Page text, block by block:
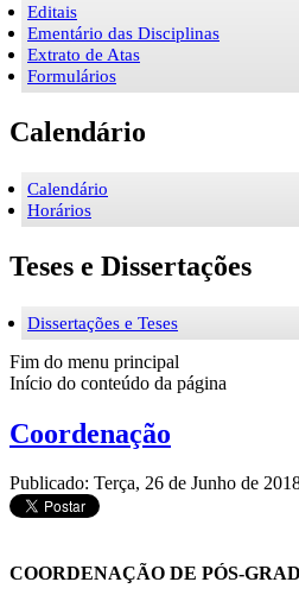
Editais
Ementário das Disciplinas
Extrato de Atas
Formulários
Calendário
Calendário
Horários
Teses e Dissertações
Dissertações e Teses
Fim do menu principal
Início do conteúdo da página
Coordenação
Publicado: Terça, 26 de Junho de
COORDENAÇÃO DE PÓS-